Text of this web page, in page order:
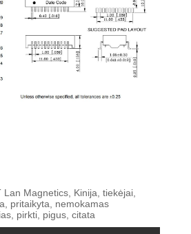
Lan Magnetics, Kinija, tiekėjai,
pritaikyta, nemokamas
pirkti, pigus, citata